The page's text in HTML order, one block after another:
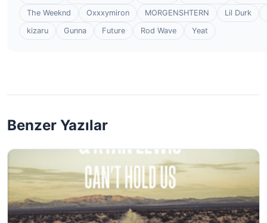
The Weeknd
Oxxxymiron MORGENSHTERN
Lil Durk
kizaru
Gunna Future Rod Wave Yeat
Benzer Yazılar